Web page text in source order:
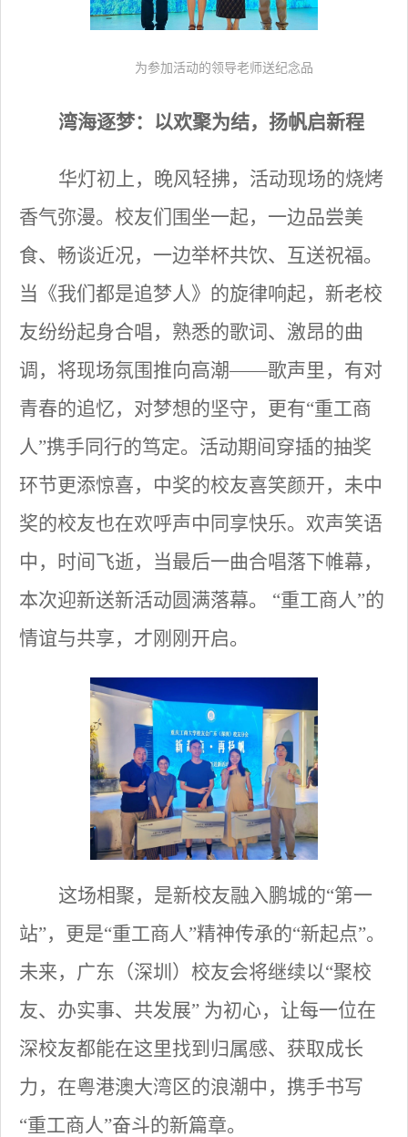
为参加活动的领导老师送纪念品
湾海逐梦：以欢聚为结，扬帆启新程
华灯初上，晚风轻拂，活动现场的烧烤
香气弥漫。校友们围坐一起，一边品尝美
食、畅谈近况，一边举杯共饮、互送祝福。
当《我们都是追梦人》的旋律响起，新老校
友纷纷起身合唱，熟悉的歌词、激昂的曲
调，将现场氛围推向高潮——歌声里，有对
青春的追忆，对梦想的坚守，更有“重工商
人”携手同行的笃定。活动期间穿插的抽奖
环节更添惊喜，中奖的校友喜笑颜开，未中
奖的校友也在欢呼声中同享快乐。欢声笑语
中，时间飞逝，当最后一曲合唱落下帷幕，
本次迎新送新活动圆满落幕。 “重工商人”的
情谊与共享，才刚刚开启。
这场相聚，是新校友融入鹏城的“第一
站”，更是“重工商人”精神传承的“新起点”。
未来，广东（深圳）校友会将继续以“聚校
友、办实事、共发展” 为初心，让每一位在
深校友都能在这里找到归属感、获取成长
力，在粤港澳大湾区的浪潮中，携手书写
“重工商人”奋斗的新篇章。